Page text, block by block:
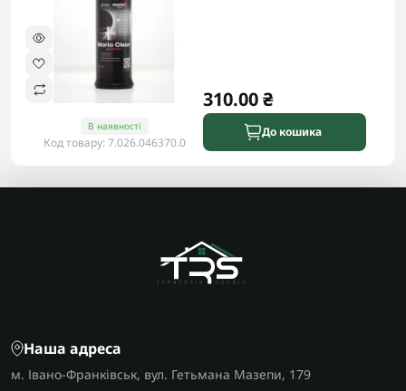
В наявності
Код товару: 7.026.046370.0
310.00 ₴
До кошика
Наша адреса
м. Івано-Франківськ, вул. Гетьмана Мазепи, 179